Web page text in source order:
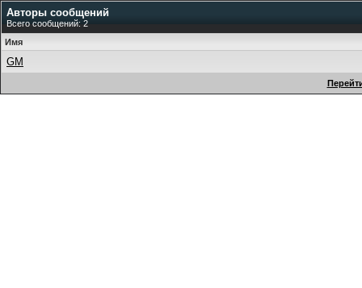
Авторы сообщений
Всего сообщений: 2
Имя
GM